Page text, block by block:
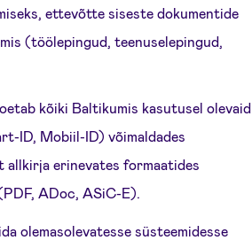
ettevõtte siseste dokumentide
(töölepingud, teenuselepingud,
kõiki Baltikumis kasutusel olevaid
ID, Mobiil-ID) võimaldades
allkirja erinevates formaatides
ADoc, ASiC-E).
olemasolevatesse süsteemidesse